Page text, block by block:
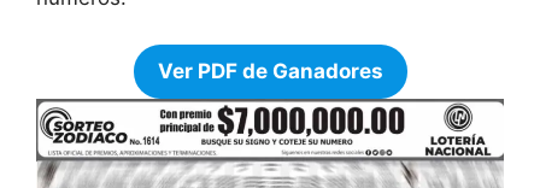
Ver PDF de Ganadores